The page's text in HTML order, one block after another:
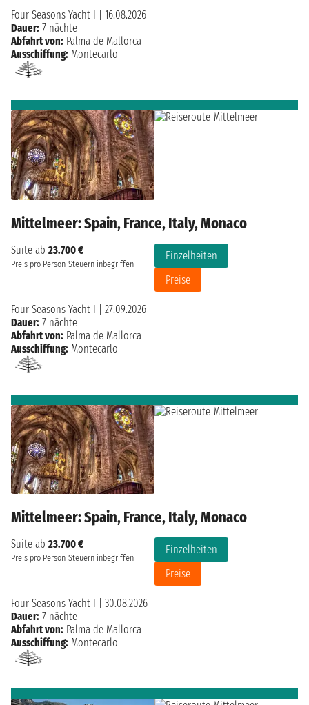
Four Seasons Yacht I
16.08.2026
Dauer: 7 nächte
Abfahrt von: Palma de Mallorca
Ausschiffung: Montecarlo
Mittelmeer: Spain, France, Italy, Monaco
Suite ab 23.700 €
Preis pro Person Steuern inbegriffen
Einzelheiten
Preise
Four Seasons Yacht I
27.09.2026
Dauer: 7 nächte
Abfahrt von: Palma de Mallorca
Ausschiffung: Montecarlo
Mittelmeer: Spain, France, Italy, Monaco
Suite ab 23.700 €
Preis pro Person Steuern inbegriffen
Einzelheiten
Preise
Four Seasons Yacht I
30.08.2026
Dauer: 7 nächte
Abfahrt von: Palma de Mallorca
Ausschiffung: Montecarlo